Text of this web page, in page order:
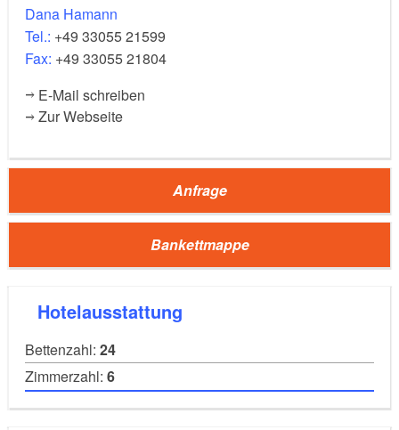
40
Überdachte Terrasse
80
Vattenfall
Engel & Völkers
Panther Werke
Bundesdruckerei
Toll Collect
Kabel Deutschland
Dana Hamann
Tel.: +49 33055 21599
Fax: +49 33055 21804
E-Mail schreiben
Zur Webseite
Anfrage
Bankettmappe
Hotelausstattung
Bettenzahl: 24
Zimmerzahl: 6